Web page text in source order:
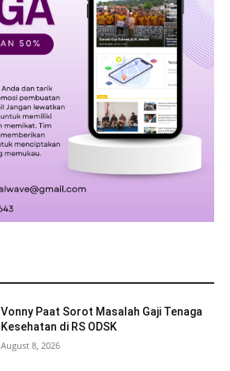
Vonny Paat Sorot Masalah Gaji Tenaga
Kesehatan di RS ODSK
August 8, 2026